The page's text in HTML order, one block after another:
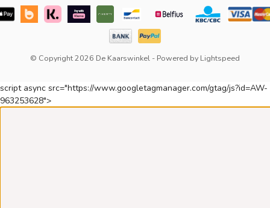
© Copyright 2026 De Kaarswinkel - Powered by Lightspeed
script async src="https://www.googletagmanager.com/gtag/js?id=AW-
963253628">